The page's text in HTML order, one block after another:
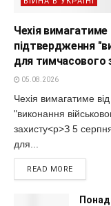
Чехія вимагатиме
підтвердження
для тимчасового
05.08.2026
Чехія вимагатиме
"виконання
захисту<p>З 5
для...
READ MORE
Понад